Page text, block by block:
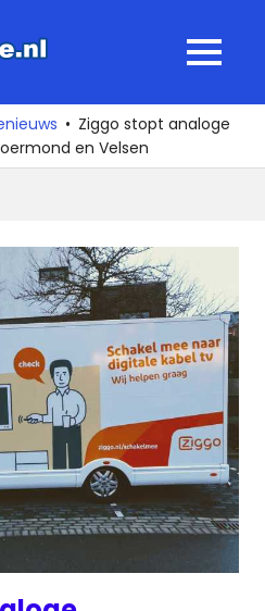
MENU
Ziggo stopt analoge
en Velsen